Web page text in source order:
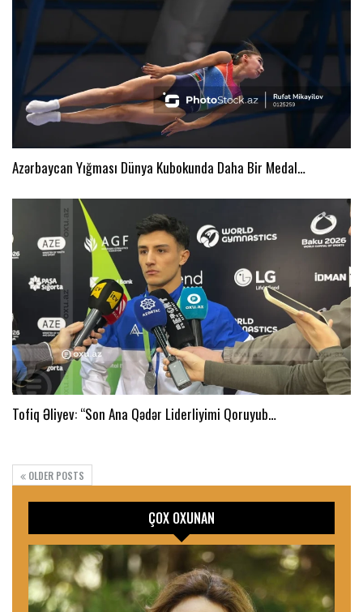
Azərbaycan Yığması Dünya Kubokunda Daha Bir Medal…
Tofiq Əliyev: “Son Ana Qədər Liderliyimi Qoruyub…
OLDER POSTS
ÇOX OXUNAN